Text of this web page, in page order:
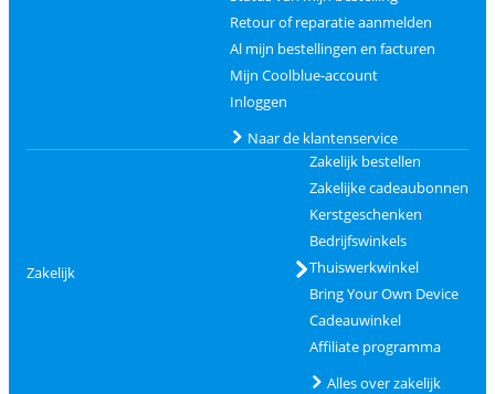
Retour of reparatie aanmelden
Al mijn bestellingen en facturen
Mijn Coolblue-account
Inloggen
Naar de klantenservice
Zakelijk
Zakelijk bestellen
Zakelijke cadeaubonnen
Kerstgeschenken
Bedrijfswinkels
Thuiswerkwinkel
Bring Your Own Device
Cadeauwinkel
Affiliate programma
Alles over zakelijk